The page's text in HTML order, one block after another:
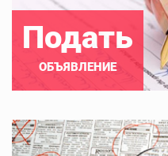
Подать
ОБЪЯВЛЕНИЕ